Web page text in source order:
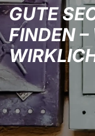
GUTE
FINDEN –